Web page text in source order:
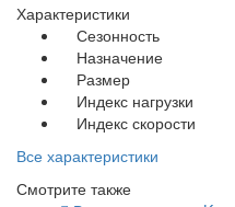
Характеристики
Сезонность
Назначение
Размер
Индекс нагрузки
Индекс скорости
Все характеристики
Смотрите также